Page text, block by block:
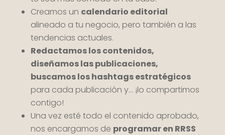
Creamos un calendario editorial
alineado a tu negocio, pero también a las
tendencias actuales.
Redactamos los contenidos,
diseñamos las publicaciones,
buscamos los hashtags estratégicos
para cada publicación y… ¡lo compartimos
contigo!
Una vez esté todo el contenido aprobado,
nos encargamos de programar en RRSS